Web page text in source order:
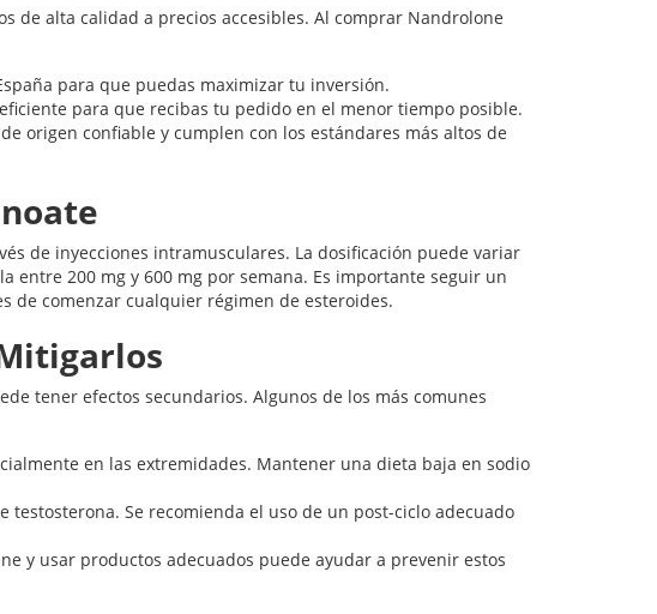
de alta calidad a precios accesibles. Al comprar Nandrolone
para que puedas maximizar tu inversión.
para que recibas tu pedido en el menor tiempo posible.
origen confiable y cumplen con los estándares más altos de
de inyecciones intramusculares. La dosificación puede variar
entre 200 mg y 600 mg por semana. Es importante seguir un
de comenzar cualquier régimen de esteroides.
tener efectos secundarios. Algunos de los más comunes
en las extremidades. Mantener una dieta baja en sodio
testosterona. Se recomienda el uso de un post-ciclo adecuado
y usar productos adecuados puede ayudar a prevenir estos